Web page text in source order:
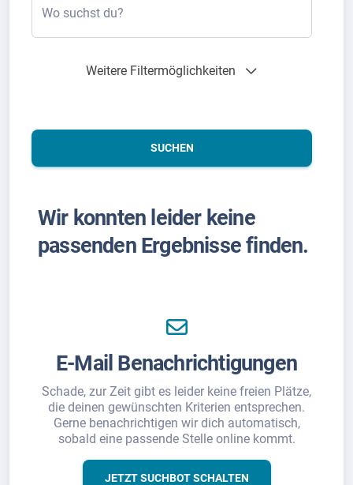
Wo suchst du?
Weitere Filtermöglichkeiten
SUCHEN
Wir konnten leider keine
passenden Ergebnisse finden.
E-Mail Benachrichtigungen
Schade, zur Zeit gibt es leider keine freien Plätze,
die deinen gewünschten Kriterien entsprechen.
Gerne benachrichtigen wir dich automatisch,
sobald eine passende Stelle online kommt.
JETZT SUCHBOT SCHALTEN